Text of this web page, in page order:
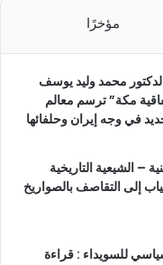
مؤخرًا
محمد وليد يوسف
مكة” ترسم معالم
في وجه إيران وحلفائها
– الشيعية التاريخية
إلى التقاصف بالصواريخ
للسويداء : قراءة